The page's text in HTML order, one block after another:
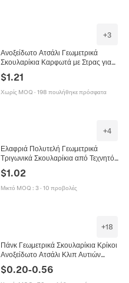
+3
Ανοξείδωτο Ατσάλι Γεωμετρικά
Σκουλαρίκια Καρφωτά με Στρας για
Γυναίκες Χρυσό Καρδιά Τρίγωνο
Λουλούδι Στρογγυλό Κοσμήματα
$1.21
Χωρίς MOQ · 198 πουλήθηκε πρόσφατα
+4
Ελαφριά Πολυτελή Γεωμετρικά
Τριγωνικά Σκουλαρίκια από Τεχνητό
Κρύσταλλο Για Γυναίκες
Επιχρυσωμένο Κράμα Κοσμήματα
από Γυαλί
$1.02
Μικτό MOQ : 3· 10 προβολές
+18
Πάνκ Γεωμετρικά Σκουλαρίκια Κρίκοι
Ανοξείδωτο Ατσάλι Κλιπ Αυτιών
Τρίγωνο Τετράγωνο Καρδιά Εξάγωνο
$0.20-0.56